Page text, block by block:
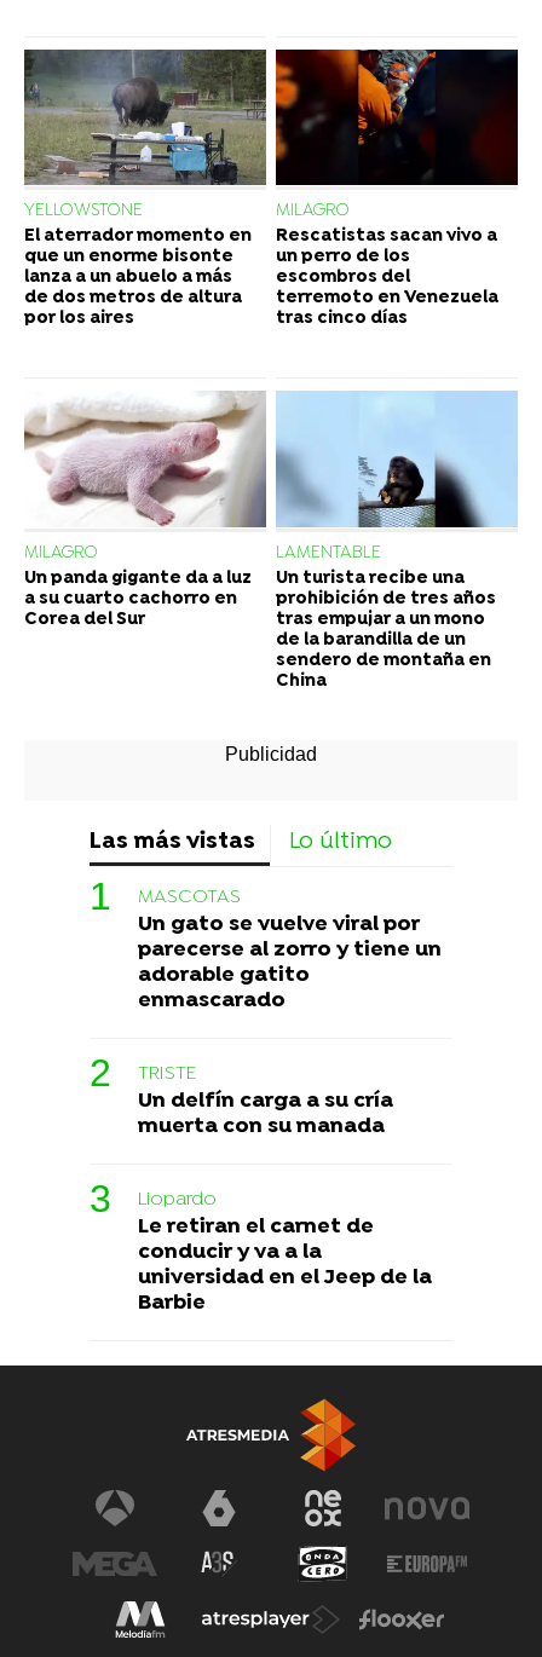
YELLOWSTONE
El aterrador momento en
que un enorme bisonte
lanza a un abuelo a más
de dos metros de altura
por los aires
MILAGRO
Rescatistas sacan vivo a
un perro de los
escombros del
terremoto en Venezuela
tras cinco días
MILAGRO
Un panda gigante da a luz
a su cuarto cachorro en
Corea del Sur
LAMENTABLE
Un turista recibe una
prohibición de tres años
tras empujar a un mono
de la barandilla de un
sendero de montaña en
China
Las más vistas Lo último
MASCOTAS
Un gato se vuelve viral por
parecerse al zorro y tiene un
adorable gatito
enmascarado
TRISTE
Un delfín carga a su cría
muerta con su manada
Liopardo
Le retiran el carnet de
conducir y va a la
universidad en el Jeep de la
Barbie